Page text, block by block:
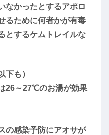
なかったとするアポロ
るために何者かが有毒
とするケムトレイルな
下も）
26～27℃のお湯が効果
の感染予防にアオサが